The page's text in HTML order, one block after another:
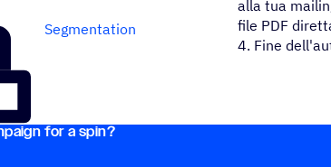
Segmentation
alla tua
file PDF
4. Fine
for a spin?